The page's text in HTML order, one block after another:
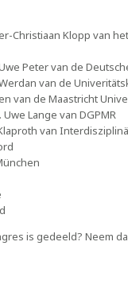
Christiaan Klopp van
Peter van de
van de
van de Maastricht
Lange van DGPMR
van
is gedeeld? Neem